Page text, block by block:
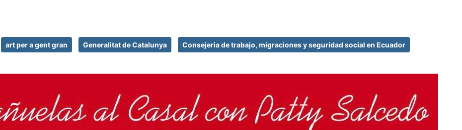
art per a gent gran Generalitat de Catalunya Consejeria de trabajo, migraciones y seguridad social en Ecuador